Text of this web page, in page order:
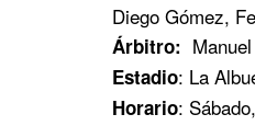
Diego Gómez,
Árbitro:
Estadio: La
Horario: